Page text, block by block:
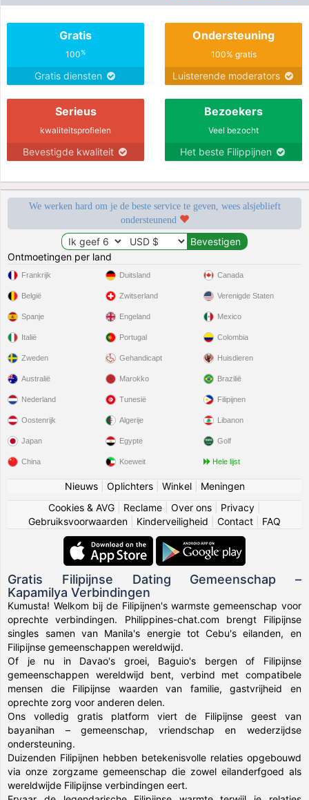
Gratis
100%
Gratis diensten
Ondersteuning
100% gratis
Luisterende moderators
Serieus
kwaliteitsprofielen
Bevestigde kwaliteit
Bezoekers
Veel bezocht
Het beste Filippijnen
We werken hard om je de beste service te geven, wees alsjeblieft
ondersteunend
Ontmoetingen per land
Frankrijk
België
Spanje
Italië
Zweden
Duitsland
Zwitserland
Engeland
Portugal
Gehandicapt
Canada
Verenigde Staten
Mexico
Colombia
Huisdieren
Australië
Nederland
Oostenrijk
Japan
China
Marokko
Tunesië
Algerije
Egypte
Koeweit
Brazilië
Filipijnen
Libanon
Golf
Hele lijst
Nieuws| Oplichters| Winkel| Meningen
Cookies & AVG
Reclame Over ons Privacy
Gebruiksvoorwaarden
Kinderveiligheid Contact FAQ
Gratis Filipijnse Dating Gemeenschap –
Kapamilya Verbindingen
Kumusta! Welkom bij de Filipijnen's warmste gemeenschap voor
oprechte verbindingen. Philippines-chat.com brengt Filipijnse
singles samen van Manila's energie tot Cebu's eilanden, en
Filipijnse gemeenschappen wereldwijd.
Of je nu in Davao's groei, Baguio's bergen of Filipijnse
gemeenschappen wereldwijd bent, verbind met compatibele
mensen die Filipijnse waarden van familie, gastvrijheid en
oprechte zorg voor anderen delen.
Ons volledig gratis platform viert de Filipijnse geest van
bayanihan – gemeenschap, vriendschap en wederzijdse
ondersteuning.
Duizenden Filipijnen hebben betekenisvolle relaties opgebouwd
via onze zorgzame gemeenschap die zowel eilanderfgoed als
wereldwijde Filipijnse verbindingen eert.